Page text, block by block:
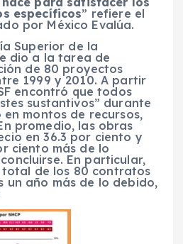
específicos” refiere el
por México Evalúa.
Superior de la
dio a la tarea de
de 80 proyectos
1999 y 2010. A partir
encontró que todos
sustantivos” durante
montos de recursos,
promedio, las obras
en 36.3 por ciento y
ciento más de lo
En particular,
total de los 80 contratos
un año más de lo debido,